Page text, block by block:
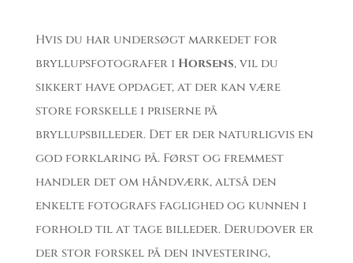
Hvis du har undersøgt markedet for
bryllupsfotografer i Horsens, vil du
sikkert have opdaget, at der kan være
store forskelle i priserne på
bryllupsbilleder. Det er der naturligvis en
god forklaring på. Først og fremmest
handler det om håndværk, altså den
enkelte fotografs faglighed og kunnen i
forhold til at tage billeder. Derudover er
der stor forskel på den investering,